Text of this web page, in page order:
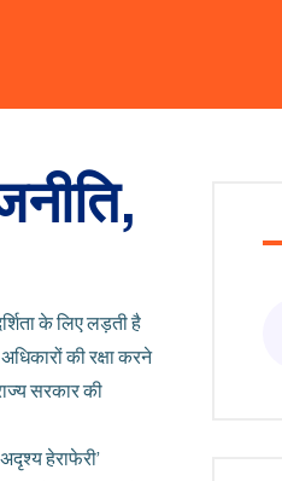
के लिए लड़ती है
की रक्षा करने
सरकार की
हेराफेरी’